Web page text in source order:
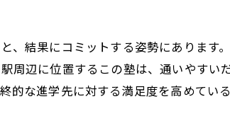
悔しないためのポイント
校の指導哲学
、結果にコミットする姿勢にあります
周辺に位置するこの塾は、通いやす
的な進学先に対する満足度を高めてい